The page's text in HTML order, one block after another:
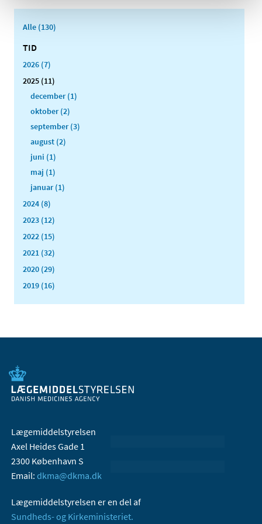
Alle (130)
TID
2026 (7)
2025 (11)
december (1)
oktober (2)
september (3)
august (2)
juni (1)
maj (1)
januar (1)
2024 (8)
2023 (12)
2022 (15)
2021 (32)
2020 (29)
2019 (16)
Lægemiddelstyrelsen
Axel Heides Gade 1
2300 København S
Email: dkma@dkma.dk
Lægemiddelstyrelsen er en del af
Sundheds- og Kirkeministeriet.